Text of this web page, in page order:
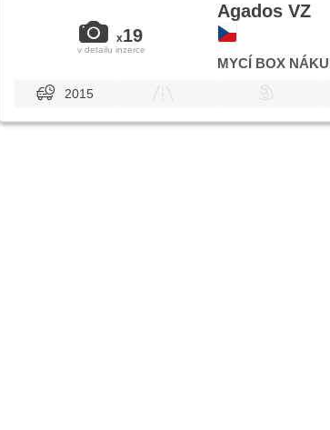
x19
v detailu inzerce
Agados VZ
MYCÍ BOX
2015